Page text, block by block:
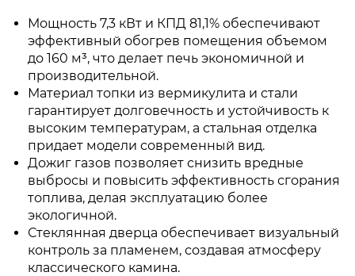
Мощность 7,3 кВт и КПД 81,1% обеспечивают
эффективный обогрев помещения объемом
до 160 м³, что делает печь экономичной и
производительной.
Материал топки из вермикулита и стали
гарантирует долговечность и устойчивость к
высоким температурам, а стальная отделка
придает модели современный вид.
Дожиг газов позволяет снизить вредные
выбросы и повысить эффективность сгорания
топлива, делая эксплуатацию более
экологичной.
Стеклянная дверца обеспечивает визуальный
контроль за пламенем, создавая атмосферу
классического камина.